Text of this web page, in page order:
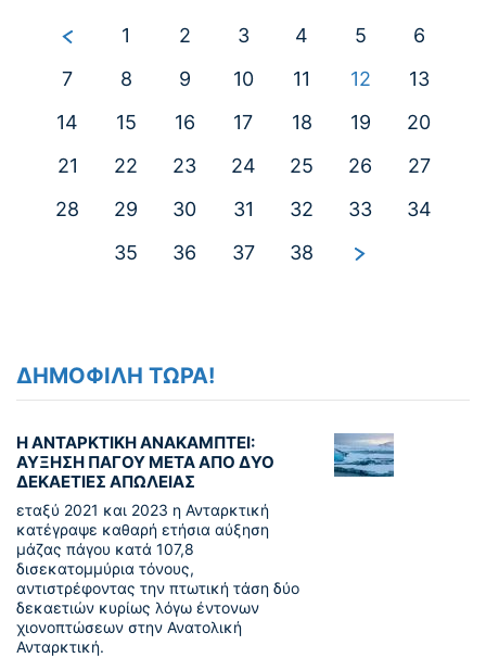
1 2 3 4 5
6
7
8 9 10 11 12
13
14
15 16 17 18 19
20
21
22 23 24 25 26
27
28
29 30 31 32 33
34
35
36 37 38
ΔΗΜΟΦΙΛΗ ΤΩΡΑ!
Η ΑΝΤΑΡΚΤΙΚΗ ΑΝΑΚΑΜΠΤΕΙ:
ΑΥΞΗΣΗ ΠΑΓΟΥ ΜΕΤΑ ΑΠΟ ΔΥΟ
ΔΕΚΑΕΤΙΕΣ ΑΠΩΛΕΙΑΣ
εταξύ 2021 και 2023 η Ανταρκτική
κατέγραψε καθαρή ετήσια αύξηση
μάζας πάγου κατά 107,8
δισεκατομμύρια τόνους,
αντιστρέφοντας την πτωτική τάση δύο
δεκαετιών κυρίως λόγω έντονων
χιονοπτώσεων στην Ανατολική
Ανταρκτική.